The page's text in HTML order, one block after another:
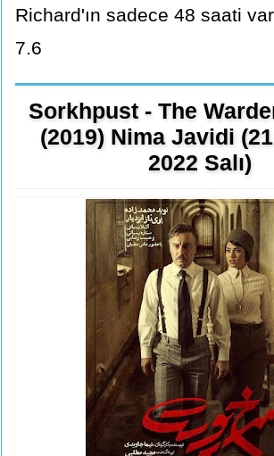
Richard'ın sadece 48 saati
7.6
Sorkhpust - The
(2019) Nima Javidi
2022 Salı)